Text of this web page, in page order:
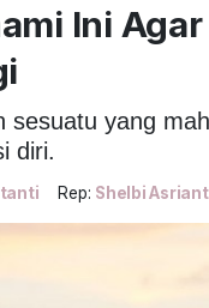
Ini
sesuatu yang
diri.
Rep: Shelbi